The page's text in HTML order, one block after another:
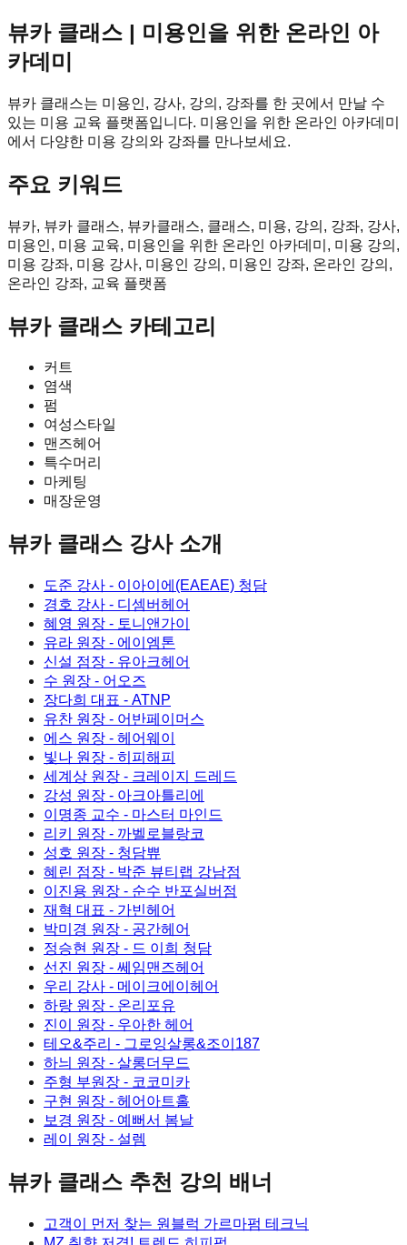
뷰카 클래스 | 미용인을 위한 온라인 아
카데미
뷰카 클래스는 미용인, 강사, 강의, 강좌를 한 곳에서 만날 수
있는 미용 교육 플랫폼입니다. 미용인을 위한 온라인 아카데미
에서 다양한 미용 강의와 강좌를 만나보세요.
주요 키워드
뷰카, 뷰카 클래스, 뷰카클래스, 클래스, 미용, 강의, 강좌, 강사,
미용인, 미용 교육, 미용인을 위한 온라인 아카데미, 미용 강의,
미용 강좌, 미용 강사, 미용인 강의, 미용인 강좌, 온라인 강의,
온라인 강좌, 교육 플랫폼
뷰카 클래스 카테고리
커트
염색
펌
여성스타일
맨즈헤어
특수머리
마케팅
매장운영
뷰카 클래스 강사 소개
도준 강사 - 이아이에(EAEAE) 청담
경호 강사 - 디셈버헤어
혜영 원장 - 토니앤가이
유라 원장 - 에이엠톤
신설 점장 - 유아크헤어
수 원장 - 어오즈
장다희 대표 - ATNP
유찬 원장 - 어반페이머스
에스 원장 - 헤어웨이
빛나 원장 - 히피해피
세계상 원장 - 크레이지 드레드
강성 원장 - 아크아틀리에
이명종 교수 - 마스터 마인드
리키 원장 - 까벨로블랑코
성호 원장 - 청담쀼
혜린 점장 - 박준 뷰티랩 강남점
이진용 원장 - 순수 반포실버점
재혁 대표 - 가빈헤어
박미경 원장 - 공간헤어
정승현 원장 - 드 이희 청담
선진 원장 - 쎄임맨즈헤어
우리 강사 - 메이크에이헤어
하랑 원장 - 온리포유
진이 원장 - 우아한 헤어
테오&주리 - 그로잉살롱&조이187
하늬 원장 - 살롱더무드
주형 부원장 - 코코미카
구현 원장 - 헤어아트홀
보경 원장 - 예뻐서 봄날
레이 원장 - 설렘
뷰카 클래스 추천 강의 배너
고객이 먼저 찾는 원블럭 가르마펌 테크닉